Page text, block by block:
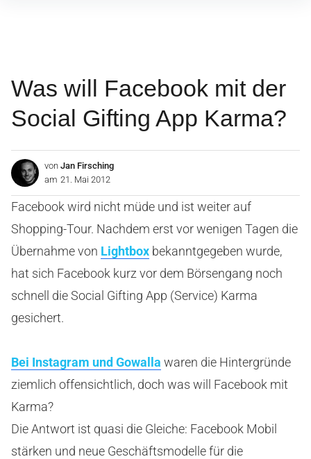
Was will Facebook mit der
Social Gifting App Karma?
von Jan Firsching
am 21. Mai 2012
Facebook wird nicht müde und ist weiter auf
Shopping-Tour. Nachdem erst vor wenigen Tagen die
Übernahme von Lightbox bekanntgegeben wurde,
hat sich Facebook kurz vor dem Börsengang noch
schnell die Social Gifting App (Service) Karma
gesichert.
Bei Instagram und Gowalla waren die Hintergründe
ziemlich offensichtlich, doch was will Facebook mit
Karma?
Die Antwort ist quasi die Gleiche: Facebook Mobil
stärken und neue Geschäftsmodelle für die